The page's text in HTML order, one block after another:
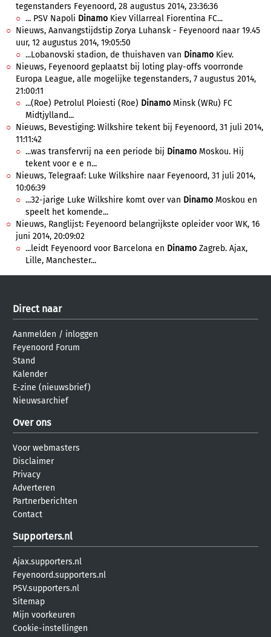
tegenstanders Feyenoord, 28 augustus 2014, 23:36:36
... PSV Napoli Dinamo Kiev Villarreal Fiorentina FC...
Nieuws, Aanvangstijdstip Zorya Luhansk - Feyenoord naar 19.45
uur, 12 augustus 2014, 19:05:50
...Lobanovski stadion, de thuishaven van Dinamo Kiev.
Nieuws, Feyenoord geplaatst bij loting play-offs voorronde
Europa League, alle mogelijke tegenstanders, 7 augustus 2014,
21:00:11
...(Roe) Petrolul Ploiesti (Roe) Dinamo Minsk (WRu) FC
Midtjylland...
Nieuws, Bevestiging: Wilkshire tekent bij Feyenoord, 31 juli 2014,
11:11:42
...was transfervrij na een periode bij Dinamo Moskou. Hij
tekent voor e e n...
Nieuws, Telegraaf: Luke Wilkshire naar Feyenoord, 31 juli 2014,
10:06:39
...32-jarige Luke Wilkshire komt over van Dinamo Moskou en
speelt het komende...
Nieuws, Ranglijst: Feyenoord belangrijkste opleider voor WK, 16
juni 2014, 20:09:02
...leidt Feyenoord voor Barcelona en Dinamo Zagreb. Ajax,
Lille, Manchester...
Direct naar
Aanmelden / inloggen
Feyenoord Forum
Stand
Kalender
E-zine (nieuwsbrief)
Nieuwsarchief
Over ons
Voor webmasters
Disclaimer
Privacy
Adverteren
Partnerberichten
Contact
Supporters.nl
Ajax.supporters.nl
Feyenoord.supporters.nl
PSV.supporters.nl
Sitemap
Mijn voorkeuren
Cookie-instellingen